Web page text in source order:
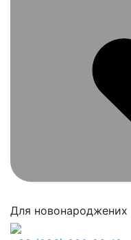
Для новонароджених